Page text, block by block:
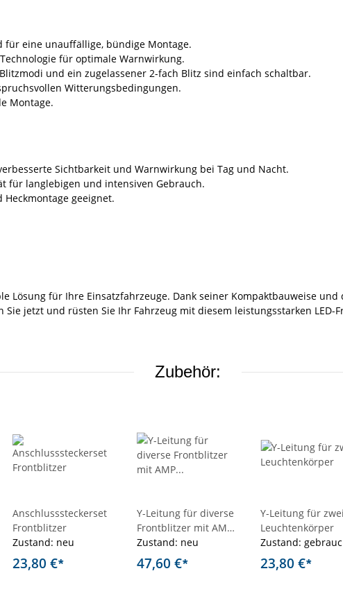
für eine unauffällige, bündige Montage.
für optimale Warnwirkung.
und ein zugelassener 2-fach Blitz sind einfach schaltbar.
Witterungsbedingungen.
Montage.
Sichtbarkeit und Warnwirkung bei Tag und Nacht.
für langlebigen und intensiven Gebrauch.
geeignet.
Lösung für Ihre Einsatzfahrzeuge. Dank seiner Kompaktbauweise
jetzt und rüsten Sie Ihr Fahrzeug mit diesem leistungsstarken
Zubehör:
Anschlusssteckerset
Frontblitzer
Zustand: neu
23,80 €*
Y-Leitung für diverse
Frontblitzer mit AMP
MQS-
Steckverbindung
Zustand: neu
47,60 €*
Y-Leitung für
Leuchtenkörper
Zustand:
23,80 €*